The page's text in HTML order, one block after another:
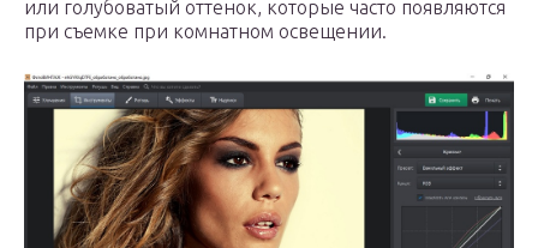
или голубоватый оттенок, которые часто появляются
при съемке при комнатном освещении.